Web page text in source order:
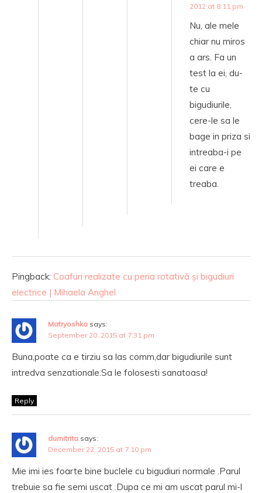
2012 at 8:11 pm
Nu, ale mele
chiar nu miros
a ars. Fa un
test la ei, du-
te cu
bigudiurile,
cere-le sa le
bage in priza si
intreaba-i pe
ei care e
treaba.
Pingback: Coafuri realizate cu peria rotativă și bigudiuri
electrice | Mihaela Anghel
Matryoshka says:
September 20, 2015 at 7:31 pm
Buna,poate ca e tirziu sa las comm,dar bigudiurile sunt
intredva senzationale.Sa le folosesti sanatoasa!
Reply
dumitrita says:
December 22, 2015 at 7:10 pm
Mie imi ies foarte bine buclele cu bigudiuri normale .Parul
trebuie sa fie semi uscat .Dupa ce mi am uscat parul mi-l